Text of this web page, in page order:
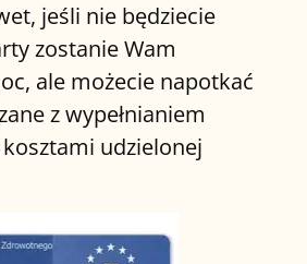
jeśli nie będziecie
zostanie Wam
ale możecie napotkać
z wypełnianiem
udzielonej